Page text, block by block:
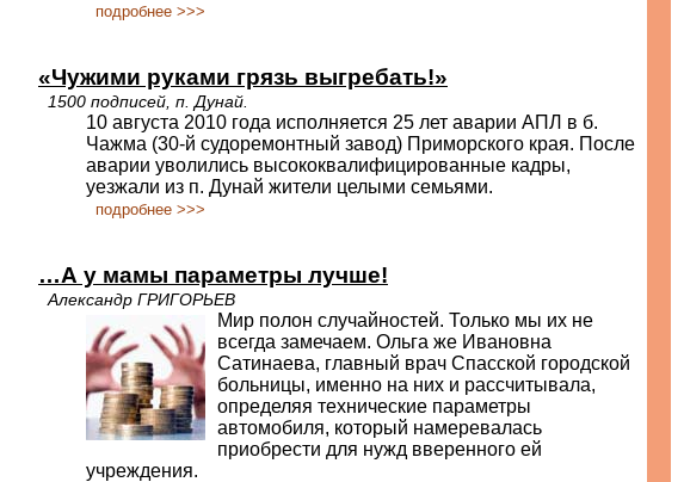
подробнее >>>
«Чужими руками грязь выгребать!»
1500 подписей, п. Дунай.
10 августа 2010 года исполняется 25 лет аварии АПЛ в б.
Чажма (30-й судоремонтный завод) Приморского края. После
аварии уволились высококвалифицированные кадры,
уезжали из п. Дунай жители целыми семьями.
подробнее >>>
…А у мамы параметры лучше!
Александр ГРИГОРЬЕВ
Мир полон случайностей. Только мы их не
всегда замечаем. Ольга же Ивановна
Сатинаева, главный врач Спасской городской
больницы, именно на них и рассчитывала,
определяя технические параметры
автомобиля, который намеревалась
приобрести для нужд вверенного ей
учреждения.